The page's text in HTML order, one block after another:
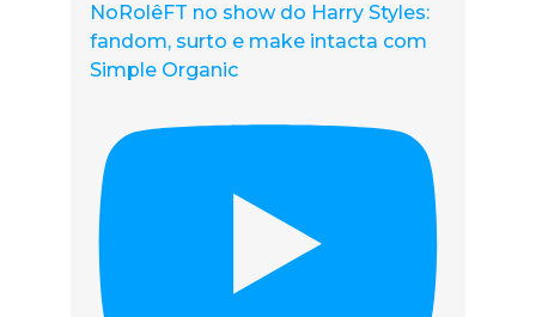
NoRolêFT no show do Harry Styles:
fandom, surto e make intacta com
Simple Organic